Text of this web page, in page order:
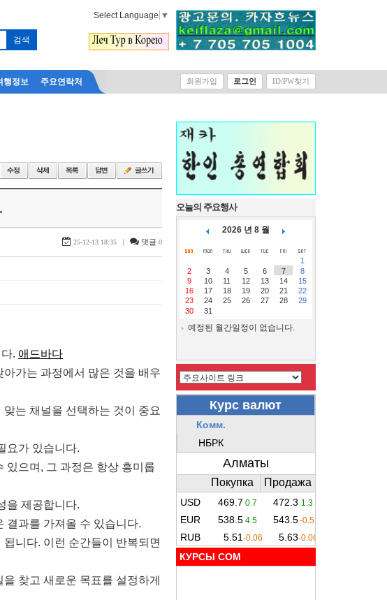
Select Language ▼
행정보 주요연락처 회원가입 로그인 ID/PW찾기
25-12-13 18:35 | 댓글 0
. 애드바다
가는 과정에서 많은 것을 배우
는 채널을 선택하는 것이 중요
요가 있습니다.
있으며, 그 과정은 항상 흥미롭
을 제공합니다.
결과를 가져올 수 있습니다.
니다. 이런 순간들이 반복되면
찾고 새로운 목표를 설정하게
오늘의 주요행사
2026 년 8 월
1
2
3 4 5 6 7
8
9
10 11 12 13 14
15
16
17 18 19 20 21
22
23
24 25 26 27 28
29
30
31
예정된 월간일정이 없습니다.
КУРСЫ COM